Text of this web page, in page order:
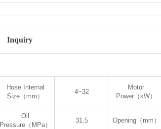
Inquiry
Hose Internal
Size（mm）
4~32
Motor
Power（kW）
Oil
Pressure（MPa）
31.5 Opening（mm）